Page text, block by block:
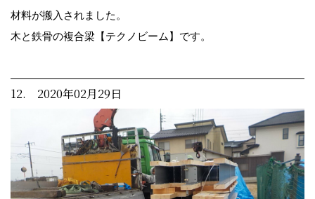
材料が搬入されました。
木と鉄骨の複合梁【テクノビーム】です。
12. 2020年02月29日